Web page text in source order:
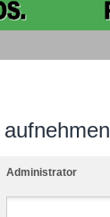
Administrator